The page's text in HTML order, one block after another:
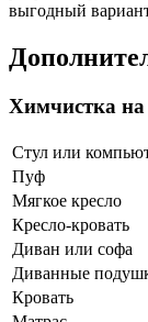
выгодный
Химчистка
Стул или
Пуф
Мягкое кресло
Кресло-кровать
Диван или софа
Диванные
Кровать